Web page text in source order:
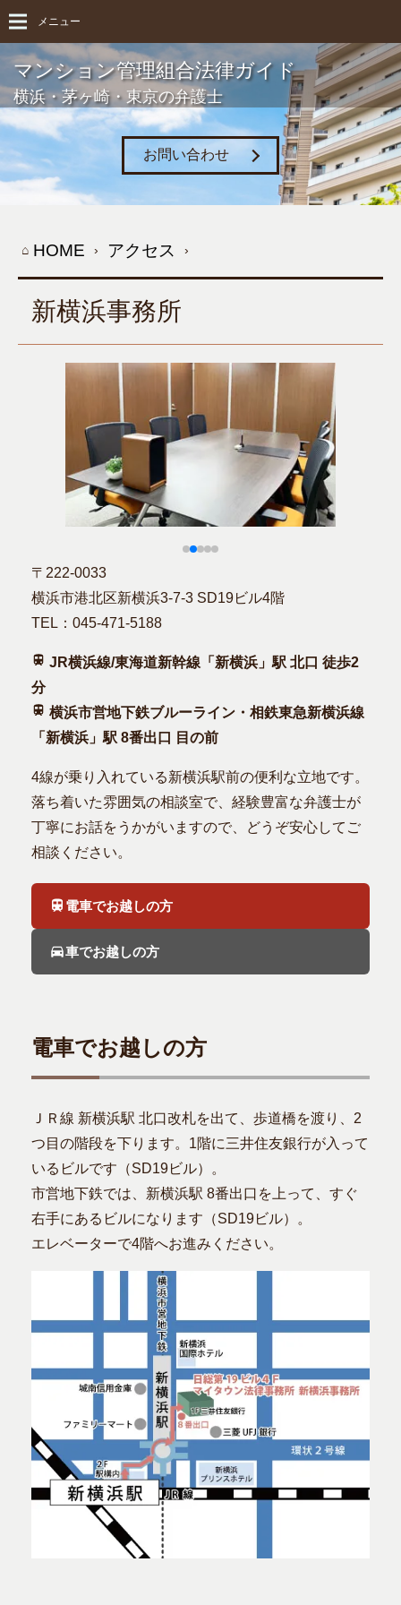
マンション管理組合法律ガイド
横浜・茅ヶ崎・東京の弁護士
お問い合わせ
メニュー
HOME アクセス
新横浜事務所
〒222-0033
横浜市港北区新横浜3-7-3 SD19ビル4階
TEL：045-471-5188
JR横浜線/東海道新幹線「新横浜」駅 北口 徒歩2
分
横浜市営地下鉄ブルーライン・相鉄東急新横浜線
「新横浜」駅 8番出口 目の前
4線が乗り入れている新横浜駅前の便利な立地です。
落ち着いた雰囲気の相談室で、経験豊富な弁護士が
丁寧にお話をうかがいますので、どうぞ安心してご
相談ください。
電車でお越しの方
車でお越しの方
電車でお越しの方
ＪＲ線 新横浜駅 北口改札を出て、歩道橋を渡り、2
つ目の階段を下ります。1階に三井住友銀行が入って
いるビルです（SD19ビル）。
市営地下鉄では、新横浜駅 8番出口を上って、すぐ
右手にあるビルになります（SD19ビル）。
エレベーターで4階へお進みください。